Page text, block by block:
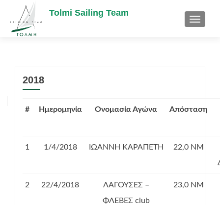
Tolmi Sailing Team
2018
# Ημερομηνία Ονομασία Αγώνα Απόσταση
1 1/4/2018 ΙΩΑΝΝΗ ΚΑΡΑΠΕΤΗ
22,0 ΝΜ
2 22/4/2018
ΛΑΓΟΥΣΕΣ –
ΦΛΕΒΕΣ club
23,0 ΝΜ